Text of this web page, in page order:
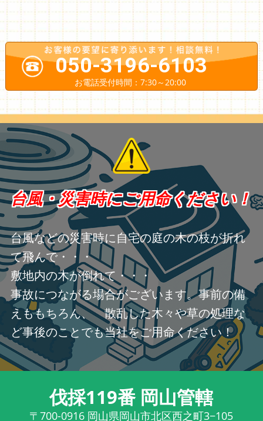
050-3196-6103
お電話受付時間：7:30～20:00
台風・災害時にご用命ください！
台風などの災害時に自宅の庭の木の枝が折れ
て飛んで・・・
敷地内の木が倒れて・・・
事故につながる場合がございます。事前の備
えももちろん、 散乱した木々や草の処理な
ど事後のことでも当社をご用命ください！
伐採119番 岡山管轄
〒700-0916 岡山県岡山市北区西之町3−105